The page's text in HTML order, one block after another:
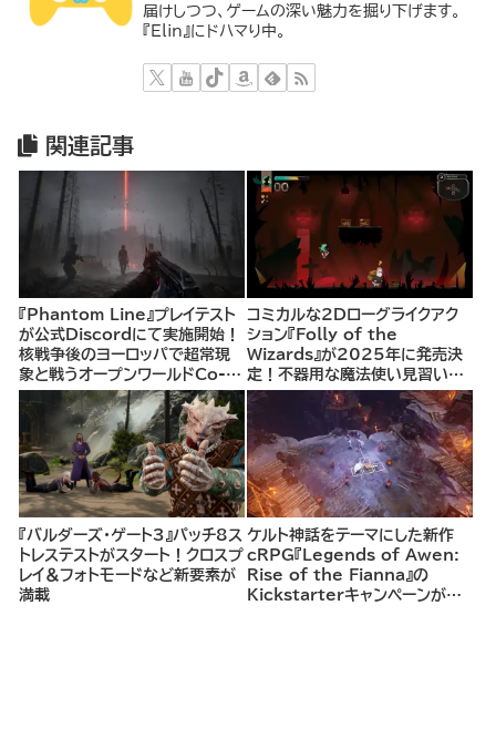
届けしつつ、ゲームの深い魅力を掘り下げます。
『Elin』にドハマり中。
関連記事
『Phantom Line』プレイテスト
が公式Discordにて実施開始！
核戦争後のヨーロッパで超常現
象と戦うオープンワールドCo-
opシューター
コミカルな2Dローグライクアク
ション『Folly of the
Wizards』が2025年に発売決
定！不器用な魔法使い見習いと
して、ランダム生成ダンジョンを
探索し、世界を救う冒険へ。
『バルダーズ・ゲート3』パッチ8ス
トレステストがスタート！クロスプ
レイ＆フォトモードなど新要素が
満載
ケルト神話をテーマにした新作
cRPG『Legends of Awen:
Rise of the Fianna』の
Kickstarterキャンペーンがま